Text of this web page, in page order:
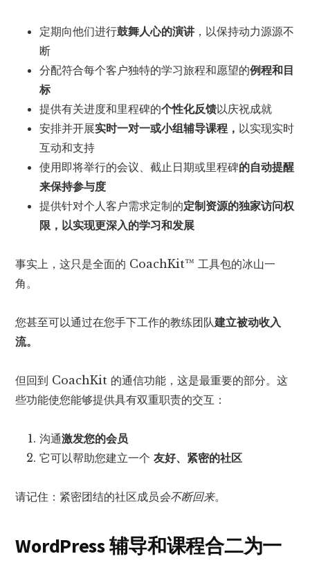
定期向他们进行鼓舞人心的演讲 ，以保持动力源源不
断
分配符合每个客户独特的学习旅程和愿望的例程和目
标
提供有关进度和里程碑的个性化反馈以庆祝成就
安排并开展实时一对一或小组辅导课程， 以实现实时
互动和支持
使用即将举行的会议、截止日期或里程碑的自动提醒
来保持参与度
提供针对个人客户需求定制的定制资源的独家访问权
限，以实现更深入的学习和发展
事实上，这只是全面的 CoachKit™ 工具包的冰山一
角。
您甚至可以通过在您手下工作的教练团队建立被动收入
流。
但回到 CoachKit 的通信功能，这是最重要的部分。这
些功能使您能够提供具有双重职责的交互：
沟通激发您的会员
它可以帮助您建立一个友好、紧密的社区
请记住：紧密团结的社区成员会不断回来。
WordPress 辅导和课程合二为一